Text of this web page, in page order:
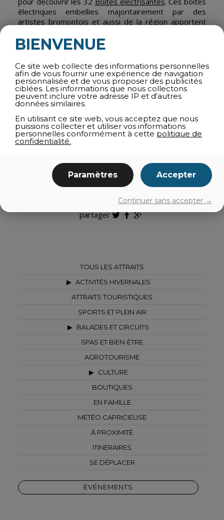
TOUS LES ATTRAITS
ACTIVITÉS HIVERNALES
ATTRAITS TOURISTIQUES
SPORTS ET PLEIN AIR
BALADES ET CIRCUITS
SPAS ET BIEN-ÊTRE
AGROTOURISME
CULTURE
BOUTIQUES
EN FAMILLE
MÉTÉO CAPRICIEUSE
À PROXIMITÉ
ITINÉRAIRES
SE DÉPLACER
ÉVÉNEMENTS
électriques embellies majoritairement par des
artistes bromontois et aussi de la région apportent
OEUVRES D’ART (Hall d’entrée de l’Espace culturel St.
Pour conclure votre parcours, prenez le temps de
découvrir les œuvres exposées dans le hall d’entrée
de l’Espace culturel St. John. Vous pourrez par la même
occasion y admirer un véritable joyau patrimonial:
cette ancienne église anglicane, construite entre 1882
et 1885, aujourd’hui magnifiquement reconvertie en
lieu de diffusion des arts et de la culture.
circuit passionnant qui retracel’histoire de Bromont,
de 1792 à aujourd’hui.
partager
BIENVENUE
Ce site web collecte des informations personnelles
afin de vous fournir une expérience de navigation
personnalisée et de vous proposer des publicités
ciblées. Les informations que nous collectons
peuvent inclure votre adresse IP et d'autres
données similaires.
En utilisant ce site web, vous acceptez que nous
puissions collecter et utiliser vos informations
personnelles conformément à cette politique de
confidentialité.
Paramètres Accepter
Continuer sans accepter →